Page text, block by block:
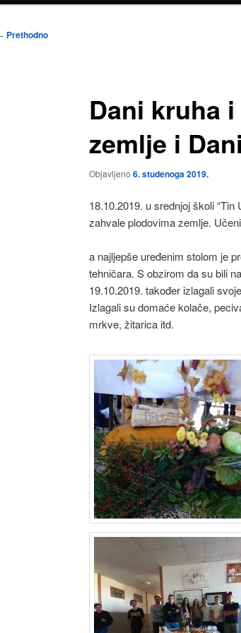
Prethodno
Dani kruha
zemlje i
Objavljeno 6. studenoga 2019.
18.10.2019. u srednjoj školi
zahvale plodovima zemlje.
a najljepše uređenim stolom je
tehničara. S obzirom da su bili
19.10.2019. također izlagali
Izlagali su domaće kolače,
mrkve, žitarica itd.